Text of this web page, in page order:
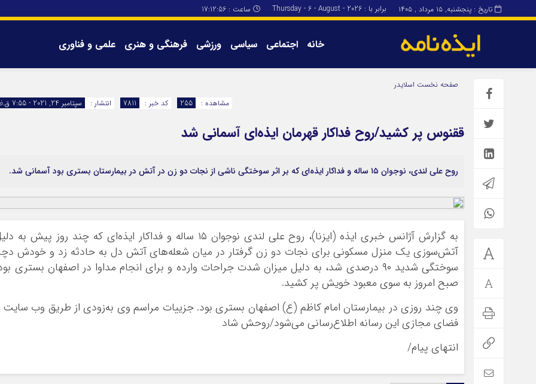
تاریخ : پنجشنبه, ۱۵ مرداد , ۱۴۰۵ برابر با : Thursday - 6 - August - 2026 ساعت : 17:12:56
خانه اجتماعی سیاسی ورزشی فرهنگی و هنری علمی و فناوری
برگه نمونهصفحه نخست اسلایدر
انتشار :
سپتامبر 24, 2021 - 7:55 ق.ظ کد خبر : 7811 مشاهده : 255
ققنوس پر کشید/روح فداکار قهرمان ایذه‌ای آسمانی شد
روح علی لندی، نوجوان ۱۵ ساله و فداکار ایذه‌ای که بر اثر سوختگی ناشی از نجات دو زن در آتش در بیمارستان بستری بود آسمانی شد.
به گزارش آژانس خبری ایذه (ایزنا)، روح علی لندی نوجوان ۱۵ ساله و فداکار ایذه‌ای که چند روز پیش به
آتش‌سوزی یک منزل مسکونی برای نجات دو زن گرفتار در میان شعله‌های آتش دل به حادثه زد و خودش
سوختگی شدید ۹۰ درصدی شد، به دلیل میزان شدت جراحات وارده و برای انجام مداوا در اصفهان بستری
صبح امروز به سوی معبود خویش پر کشید.
وی چند روزی در بیمارستان امام کاظم (ع) اصفهان بستری بود. جزییات مراسم وی به‌زودی از طریق وب سایت
فضای مجازی این رسانه اطلاع‌رسانی می‌شود/روحش شاد
انتهای پیام/